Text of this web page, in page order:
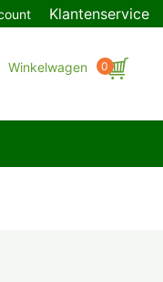
Klantenservice
Winkelwagen 0